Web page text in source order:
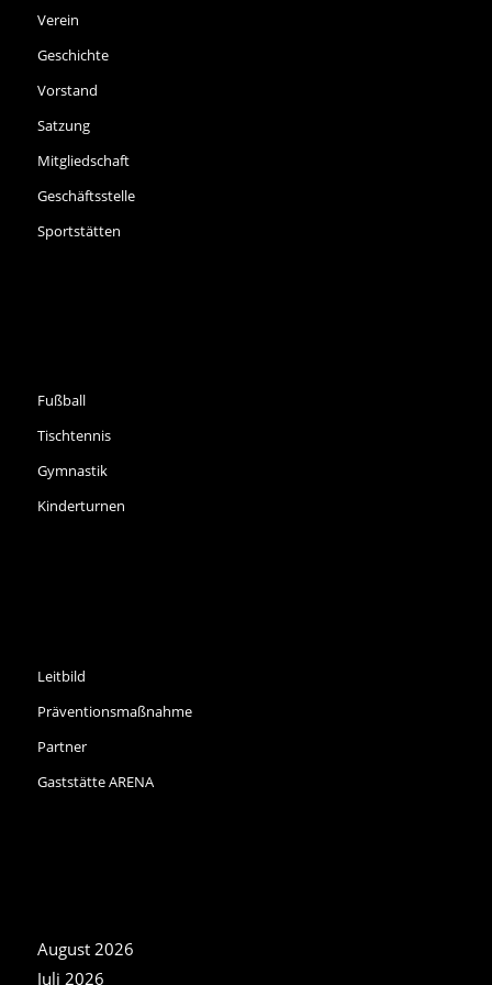
Verein
Geschichte
Vorstand
Satzung
Mitgliedschaft
Geschäftsstelle
Sportstätten
Fußball
Tischtennis
Gymnastik
Kinderturnen
Leitbild
Präventionsmaßnahme
Partner
Gaststätte ARENA
August 2026
Juli 2026